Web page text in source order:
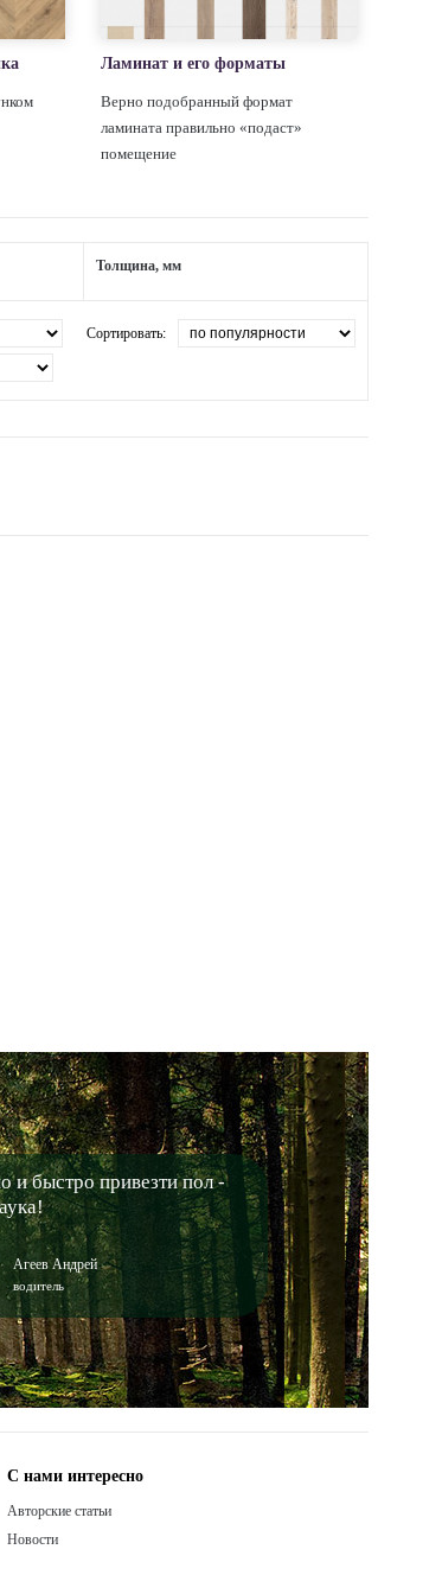
Ламинат и его форматы
Верно подобранный формат
ламината правильно «подаст»
помещение
Толщина, мм
Сортировать:
и быстро привезти пол -
Агеев Андрей
водитель
С нами интересно
Авторские статьи
Новости